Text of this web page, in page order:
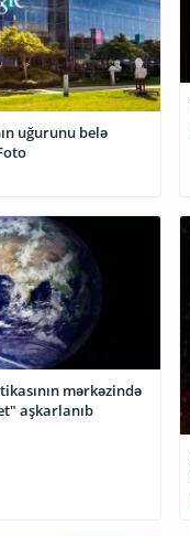
uğurunu belə
mərkəzində
aşkarlanıb